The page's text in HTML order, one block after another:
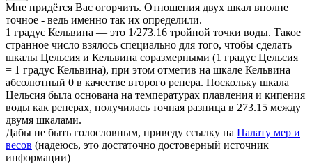
Мне придётся Вас огорчить. Отношения двух шкал вполне
точное - ведь именно так их определили.
1 градус Кельвина — это 1/273.16 тройной точки воды. Такое
странное число взялось специально для того, чтобы сделать
шкалы Цельсия и Кельвина соразмерными (1 градус Цельсия
= 1 градус Кельвина), при этом отметив на шкале Кельвина
абсолютный 0 в качестве второго репера. Поскольку шкала
Цельсия была основана на температурах плавления и кипения
воды как реперах, получилась точная разница в 273.15 между
двумя шкалами.
Дабы не быть голословным, приведу ссылку на Палату мер и
весов (надеюсь, это достаточно достоверный источник
информации)